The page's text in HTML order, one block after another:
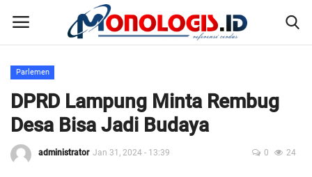
Home
Kontak
Disclaimer
Parlemen
DPRD Lampung Minta Rembug
Desa Bisa Jadi Budaya
administrator Jan 31, 2024 - 13:39 0 24